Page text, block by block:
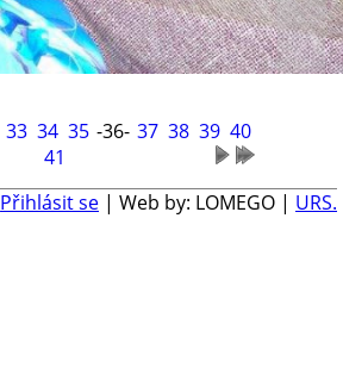
33 34 35 -36- 37 38 39 40
41
Přihlásit se | Web by: LOMEGO | URS.